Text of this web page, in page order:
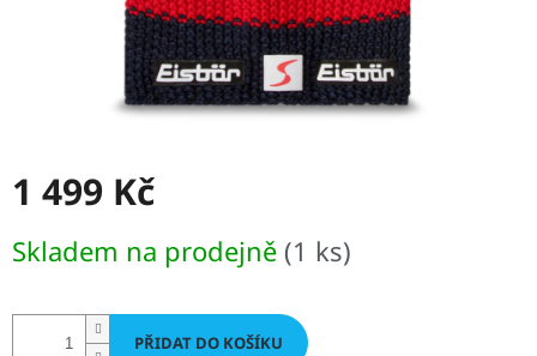
1 499 Kč
cena:
Skladem na prodejně (1 ks)
PŘIDAT DO KOŠÍKU